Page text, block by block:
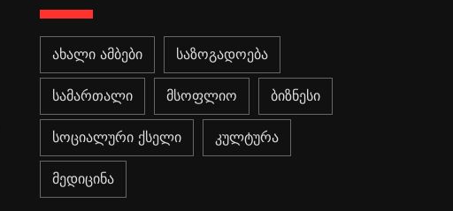
ახალი ამბები საზოგადოება
სამართალი მსოფლიო ბიზნესი
სოციალური ქსელი კულტურა
მედიცინა